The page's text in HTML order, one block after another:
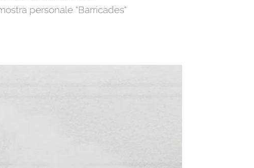
personale "Barricades"